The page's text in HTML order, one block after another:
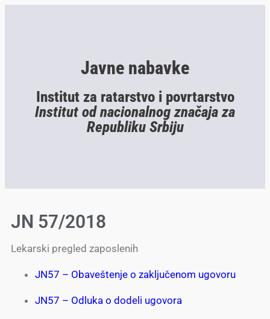
Javne nabavke
Institut za ratarstvo i povrtarstvo
Institut od nacionalnog značaja za
Republiku Srbiju
JN 57/2018
Lekarski pregled zaposlenih
JN57 – Obaveštenje o zaključenom ugovoru
JN57 – Odluka o dodeli ugovora